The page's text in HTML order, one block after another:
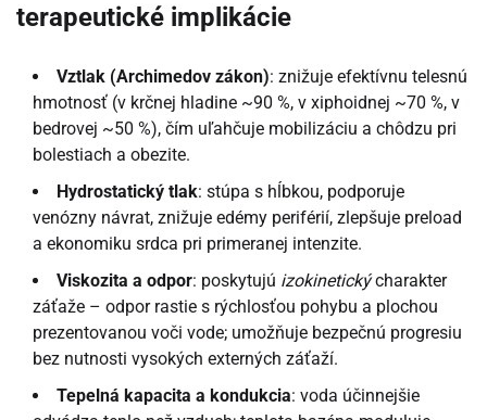
terapeutické implikácie
Vztlak (Archimedov zákon): znižuje efektívnu telesnú
hmotnosť (v krčnej hladine ~90 %, v xiphoidnej ~70 %, v
bedrovej ~50 %), čím uľahčuje mobilizáciu a chôdzu pri
bolestiach a obezite.
Hydrostatický tlak: stúpa s hĺbkou, podporuje
venózny návrat, znižuje edémy periférií, zlepšuje preload
a ekonomiku srdca pri primeranej intenzite.
Viskozita a odpor: poskytujú izokinetickýcharakter
záťaže – odpor rastie s rýchlosťou pohybu a plochou
prezentovanou voči vode; umožňuje bezpečnú progresiu
bez nutnosti vysokých externých záťaží.
Tepelná kapacita a kondukcia: voda účinnejšie